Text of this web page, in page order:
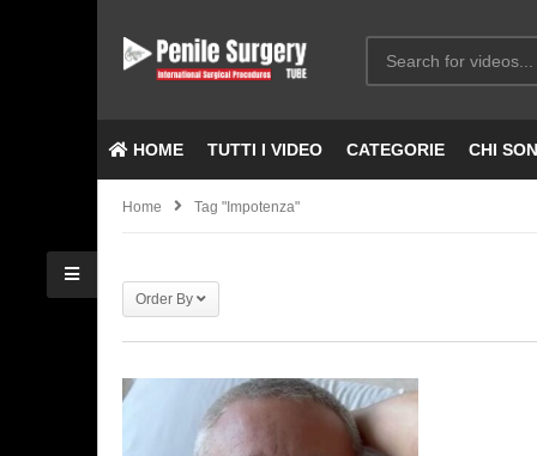
HOME TUTTI I VIDEO CATEGORIE CHI
Home Tag "Impotenza"
Order By